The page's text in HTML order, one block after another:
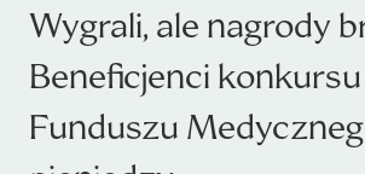
Wygrali, ale nagrody
Beneficjenci
Funduszu